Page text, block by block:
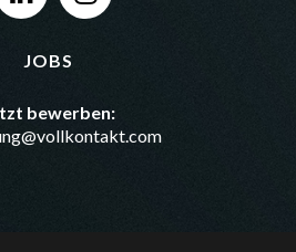
JOBS
bewerben: